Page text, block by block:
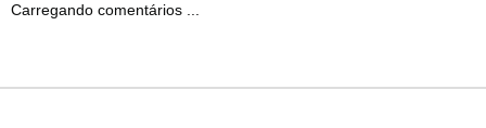
Carregando comentários ...